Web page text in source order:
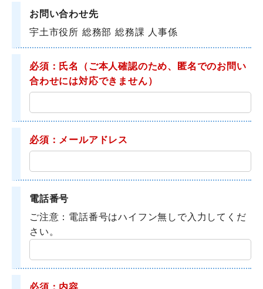
お問い合わせ先
宇土市役所 総務部 総務課 人事係
必須：氏名
（ご本人確認のため、匿名でのお問い
合わせには対応できません）
必須：メールアドレス
電話番号
ご注意：電話番号はハイフン無しで入力してくだ
さい。
必須：内容